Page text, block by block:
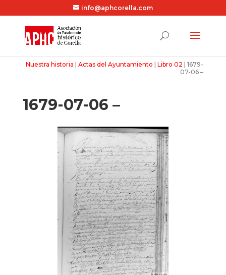
info@aphcorella.com
Nuestra historia |Actas del Ayuntamiento |Libro 02 |1679-
07-06 –
1679-07-06 –